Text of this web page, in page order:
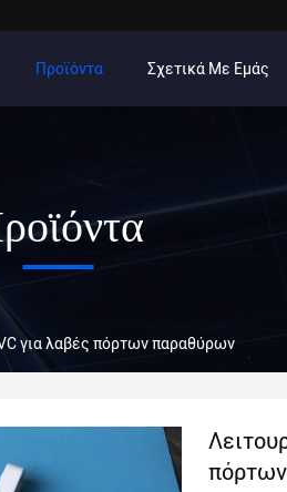
Προϊόντα Σχετικά Με Εμάς
για λαβές πόρτων παραθύρων